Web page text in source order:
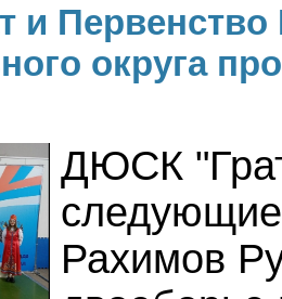
и
округа
ДЮСК
Рахимов